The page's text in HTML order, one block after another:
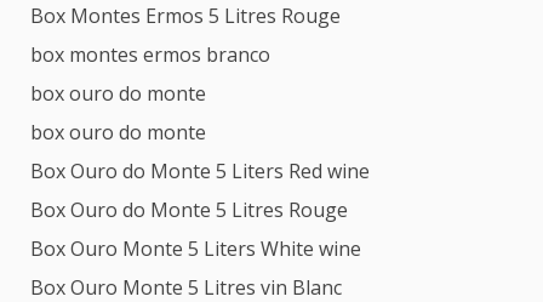
Box Montes Ermos 5 Litres Rouge
box montes ermos branco
box ouro do monte
box ouro do monte
Box Ouro do Monte 5 Liters Red wine
Box Ouro do Monte 5 Litres Rouge
Box Ouro Monte 5 Liters White wine
Box Ouro Monte 5 Litres vin Blanc